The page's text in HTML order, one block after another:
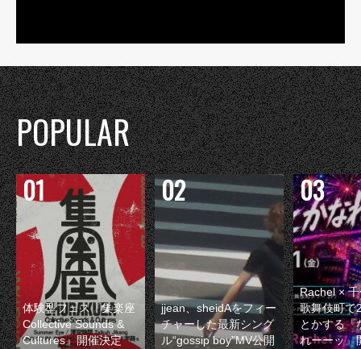
POPULAR
体験型フェス『集楽座
Collective Sounds &
Cultures』開催決定
jjean、sheidAをフィー
チャーした最新シング
ル“gossip boy”MV公開
Rachel ×
歌舞伎町で
とかする『
れーーッ』